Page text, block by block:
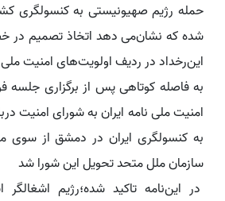
حمله رژیم صهیونیستی به کنسولگری
شده که نشان‌می دهد اتخاذ تصمیم
این‌رخداد در ردیف اولویت‌های امنیت
به فاصله کوتاهی پس از برگزاری جلسه
امنیت ملی نامه ایران به شورای امنیت
به کنسولگری ایران در دمشق از سوی
سازمان ملل متحد تحویل این شورا شد
در این‌نامه تاکید شده؛رژیم